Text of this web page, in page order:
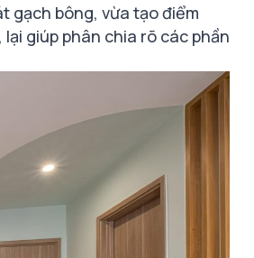
gạch bông, vừa tạo điểm
giúp phân chia rõ các phần